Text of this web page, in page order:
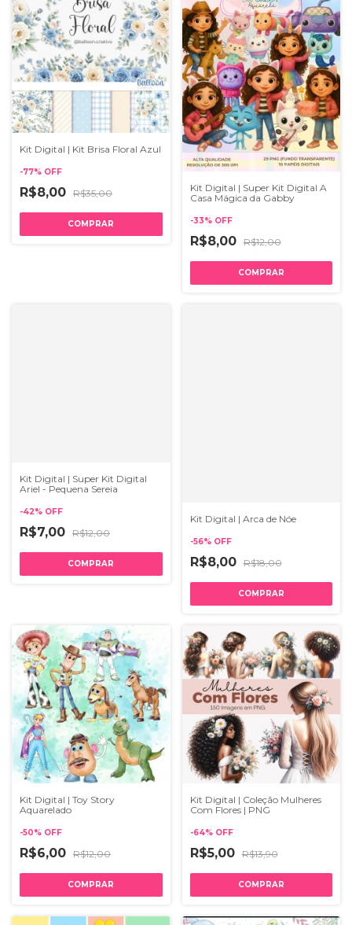
Kit Digital | Kit Brisa Floral Azul
-77% OFF
R$8,00 R$35,00
Kit Digital | Super Kit Digital A
Casa Mágica da Gabby
-33% OFF
R$8,00 R$12,00
Kit Digital | Super Kit Digital
Ariel - Pequena Sereia
-42% OFF
R$7,00 R$12,00
Kit Digital | Arca de Nóe
-56% OFF
R$8,00 R$18,00
Kit Digital | Toy Story
Aquarelado
-50% OFF
R$6,00 R$12,00
Kit Digital | Coleção Mulheres
Com Flores | PNG
-64% OFF
R$5,00 R$13,90